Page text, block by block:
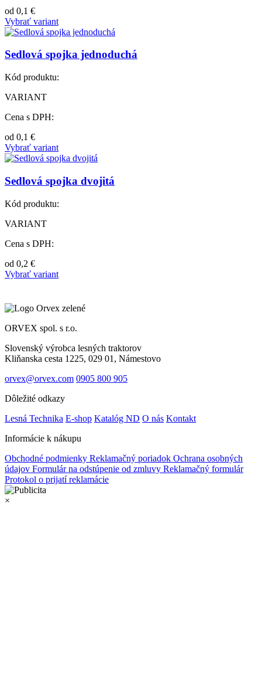
od 0,1 €
Vybrať variant
Sedlová spojka jednoduchá
Kód produktu:
VARIANT
Cena s DPH:
od 0,1 €
Vybrať variant
Sedlová spojka dvojitá
Kód produktu:
VARIANT
Cena s DPH:
od 0,2 €
Vybrať variant
ORVEX spol. s r.o.
Slovenský výrobca lesných traktorov
Kliňanska cesta 1225, 029 01, Námestovo
orvex@orvex.com 0905 800 905
Dôležité odkazy
Lesná Technika E-shop Katalóg ND O nás Kontakt
Informácie k nákupu
Obchodné podmienky Reklamačný poriadok Ochrana osobných
údajov Formulár na odstúpenie od zmluvy Reklamačný formulár
Protokol o prijatí reklamácie
×